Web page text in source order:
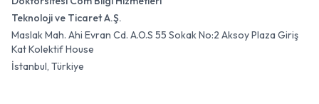
Teknoloji ve Ticaret A.Ş.
Maslak Mah. Ahi Evran Cd. A.O.S 55 Sokak No:2 Aksoy Plaza Giriş
Kat Kolektif House
İstanbul, Türkiye